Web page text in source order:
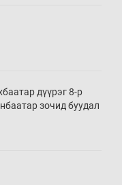
дүүрэг 8-р
зочид буудал